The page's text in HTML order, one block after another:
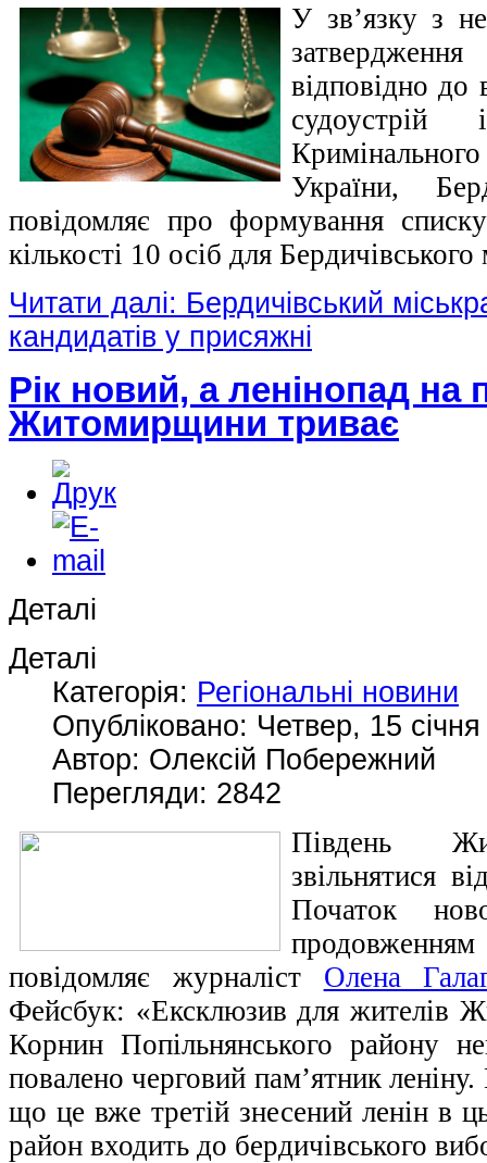
У зв’язку з
відповідно
України,
повідомляє про формування
кількості 10 осіб для
Читати далі: Бердичівський
кандидатів у присяжні
Рік новий, а ленінопад на
Житомирщини триває
Деталі
Деталі
Категорія: Регіональні новини
Опубліковано: Четвер, 15
Автор: Олексій Побережний
Перегляди: 2842
Південь
звільнятися
Початок
повідомляє журналіст Олена
Фейсбук: «Ексклюзив для жителів
Корнин Попільнянського району
повалено черговий пам’ятник
що це вже третій знесений ленін в
район входить до бердичівського